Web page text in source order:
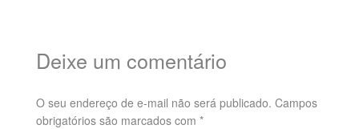
Deixe um comentário
O seu endereço de e-mail não será publicado. Campos
obrigatórios são marcados com *